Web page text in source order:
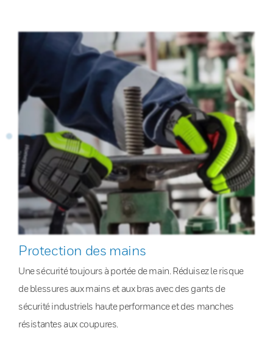
Protection des mains
Une sécurité toujours à portée de main. Réduisez le risque
de blessures aux mains et aux bras avec des gants de
sécurité industriels haute performance et des manches
résistantes aux coupures.